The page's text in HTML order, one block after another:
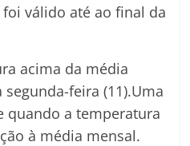
foi válido até ao final da
acima da média
feira (11).Uma
quando a temperatura
à média mensal.